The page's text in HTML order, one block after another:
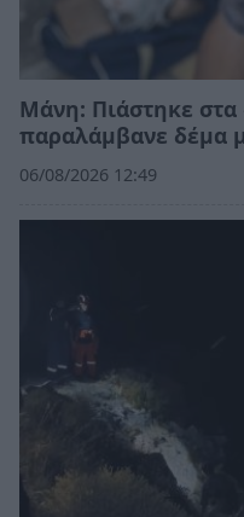
Μάνη: Πιάστηκε
παραλάμβανε δέμα
06/08/2026 12:49